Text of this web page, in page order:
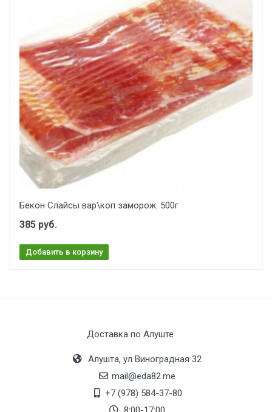
Бекон Слайсы вар\коп заморож. 500г
385 руб.
Добавить в корзину
Доставка по Алуште
Алушта, ул Виноградная 32
mail@eda82.me
+7 (978) 584-37-80